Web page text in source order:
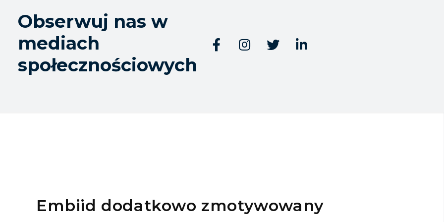
Obserwuj nas w
mediach
społecznościowych
   
Embiid dodatkowo zmotywowany